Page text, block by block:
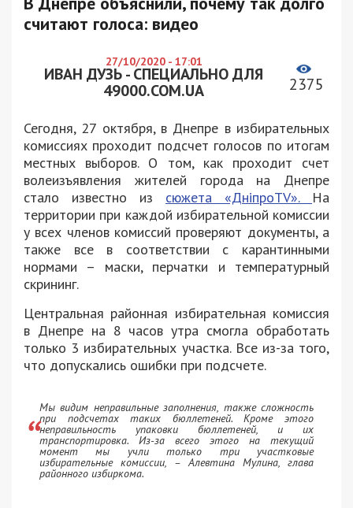
считают голоса: видео
27/10/2020 - 17:01
ИВАН ДУЗЬ - СПЕЦИАЛЬНО ДЛЯ
49000.COM.UA
2375
Сегодня, 27 октября, в Днепре в избирательных
комиссиях проходит подсчет голосов по итогам
местных выборов. О том, как проходит счет
волеизъявления жителей города на Днепре
стало известно из сюжета «ДніпроTV». На
территории при каждой избирательной комиссии
у всех членов комиссий проверяют документы, а
также все в соответствии с карантинными
нормами – маски, перчатки и температурный
скрининг.
Центральная районная избирательная комиссия
в Днепре на 8 часов утра смогла обработать
только 3 избирательных участка. Все из-за того,
что допускались ошибки при подсчете.
Мы видим неправильные заполнения, также сложность
при подсчетах таких бюллетеней. Кроме этого
неправильность упаковки бюллетеней, и их
транспортировка. Из-за всего этого на текущий
момент мы учли только три участковые
избирательные комиссии, – Алевтина Мулина, глава
районного избиркома.